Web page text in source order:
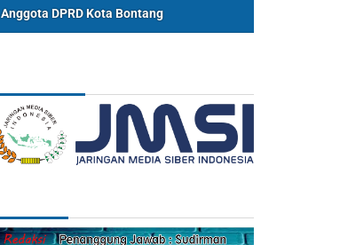
Anggota DPRD Kota Bontang